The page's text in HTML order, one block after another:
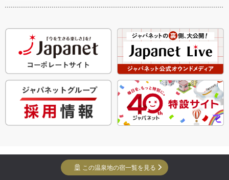
この温泉地の宿一覧を見る
Copyright Yuko Yuko Inc. All Rights Reserved.